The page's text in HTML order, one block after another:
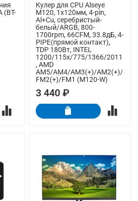
(BT-
Кулер для CPU Alseye
M120, 1х120мм, 4-pin,
Al+Cu, серебристый-
белый/ARGB, 800-
1700rpm, 66CFM, 33.8дБ, 4-
PIPE(прямой контакт),
TDP 180Вт, INTEL
1200/115x/775/1366/2011
, AMD
AM5/AM4/AM3(+)/AM2(+)/
FM2(+)/FM1 (M120-W)
3 440 ₽